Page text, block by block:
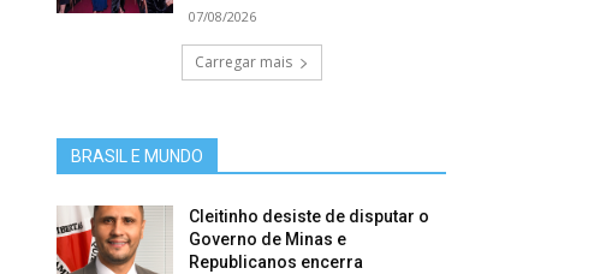
07/08/2026
Carregar mais
BRASIL E MUNDO
Cleitinho desiste de disputar o
Governo de Minas e
Republicanos encerra